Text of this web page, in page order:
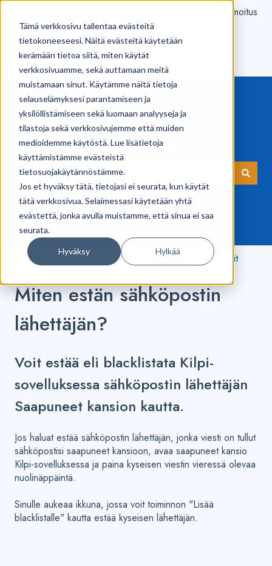
Tämä verkkosivu tallentaa evästeitä
tietokoneeseesi. Näitä evästeitä käytetään
kerämään tietoa siitä, miten käytät
verkkosivuamme, sekä auttamaan meitä
muistamaan sinut. Käytämme näitä tietoja
selauselämyksesi parantamiseen ja
yksilöllistämiseen sekä luomaan analyyseja ja
tilastoja sekä verkkosivujemme että muiden
medioidemme käytöstä. Lue lisätietoja
käyttämistämme evästeistä
tietosuojakäytännöstämme.
Jos et hyväksy tätä, tietojasi ei seurata, kun käytät
tätä verkkosivua. Selaimessasi käytetään yhtä
evästettä, jonka avulla muistamme, että sinua ei saa
seurata.
Hyväksy Hylkää
Tee vikailmoitus
Hei! Kuinka voimme auttaa?
Ehdotuksia ei ole, koska hakukenttä on tyhjä.
Kilpi-sovellus | Tuki iOS / iPhone Sähköpostit
Miten estän sähköpostin
lähettäjän?
Voit estää eli blacklistata Kilpi-
sovelluksessa sähköpostin lähettäjän
Saapuneet kansion kautta.
Jos haluat estää sähköpostin lähettäjän, jonka viesti on tullut
sähköpostisi saapuneet kansioon, avaa saapuneet kansio
Kilpi-sovelluksessa ja paina kyseisen viestin vieressä olevaa
nuolinäppäintä.
Sinulle aukeaa ikkuna, jossa voit toiminnon "Lisää
blacklistalle" kautta estää kyseisen lähettäjän.